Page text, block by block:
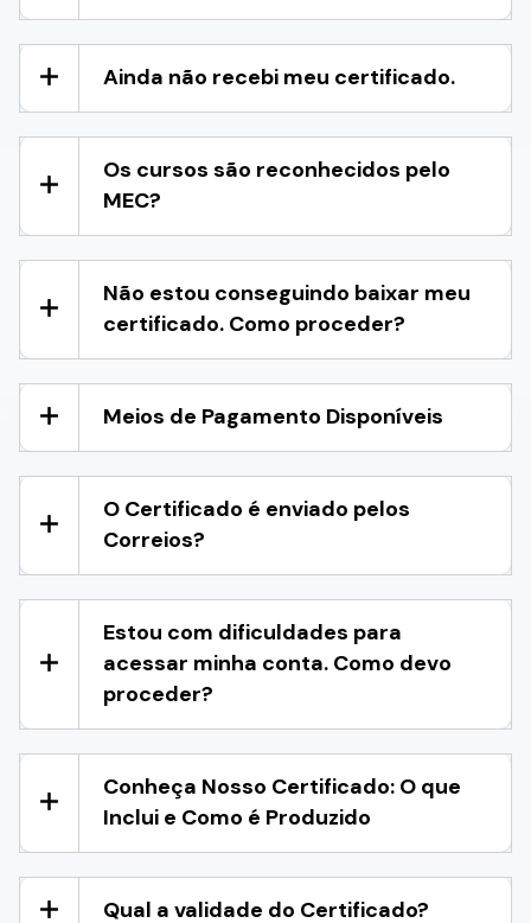
Ainda não recebi meu certificado.
Os cursos são reconhecidos pelo
MEC?
Não estou conseguindo baixar meu
certificado. Como proceder?
Meios de Pagamento Disponíveis
O Certificado é enviado pelos
Correios?
Estou com dificuldades para
acessar minha conta. Como devo
proceder?
Conheça Nosso Certificado: O que
Inclui e Como é Produzido
Qual a validade do Certificado?